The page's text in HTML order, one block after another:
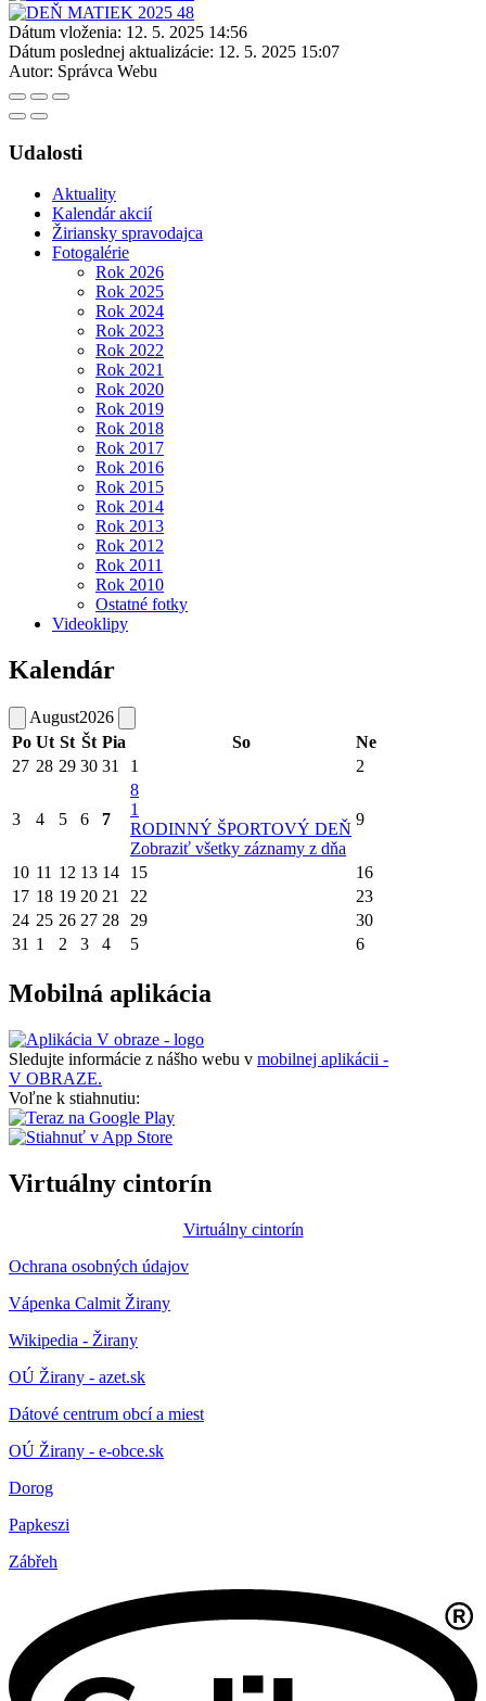
Dátum vloženia: 12. 5. 2025 14:56
Dátum poslednej aktualizácie: 12. 5. 2025 15:07
Autor: Správca Webu
Udalosti
Aktuality
Kalendár akcií
Žiriansky spravodajca
Fotogalérie
Rok 2026
Rok 2025
Rok 2024
Rok 2023
Rok 2022
Rok 2021
Rok 2020
Rok 2019
Rok 2018
Rok 2017
Rok 2016
Rok 2015
Rok 2014
Rok 2013
Rok 2012
Rok 2011
Rok 2010
Ostatné fotky
Videoklipy
Kalendár
August2026
Po Ut St Št Pia So
Ne
27 28 29 30 31 1 2
3 4 5 6 7
8
1
RODINNÝ ŠPORTOVÝ DEŇ
Zobraziť všetky záznamy z dňa
9
10 11 12 13 14 15
16
17 18 19 20 21 22
23
24 25 26 27 28 29
30
31 1 2 3 4 5 6
Mobilná aplikácia
Sledujte informácie z nášho webu v mobilnej aplikácii -
V OBRAZE.
Voľne k stiahnutiu:
Virtuálny cintorín
Virtuálny cintorín
Ochrana osobných údajov
Vápenka Calmit Žirany
Wikipedia - Žirany
OÚ Žirany - azet.sk
Dátové centrum obcí a miest
OÚ Žirany - e-obce.sk
Dorog
Papkeszi
Zábřeh